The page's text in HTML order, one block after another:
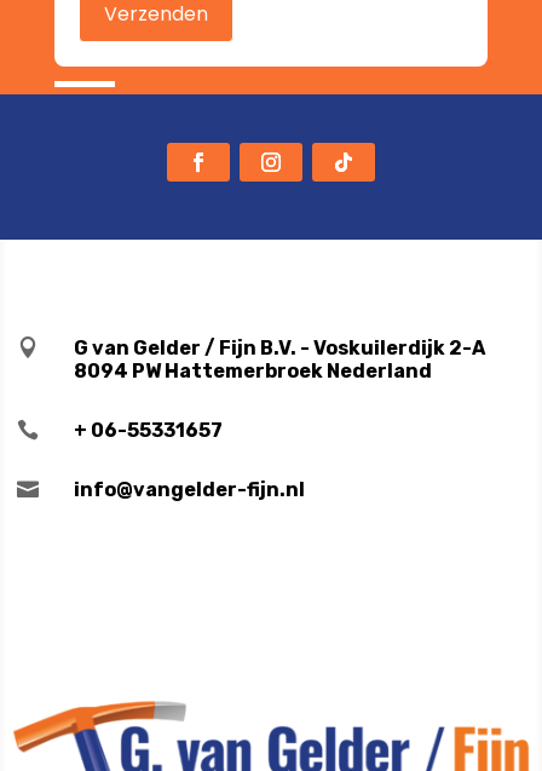

G van Gelder / Fijn B.V. - Voskuilerdijk 2-A
8094 PW Hattemerbroek Nederland
 + 06-55331657
 info@vangelder-fijn.nl